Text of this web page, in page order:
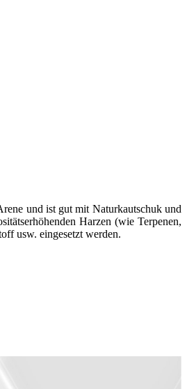
und ist gut mit Naturkautschuk und
Harzen (wie Terpenen,
usw. eingesetzt werden.